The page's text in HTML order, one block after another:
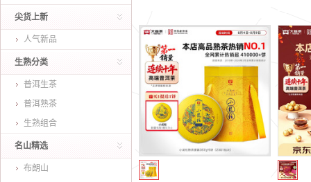
尖货上新
人气新品
生熟分类
普洱生茶
普洱熟茶
生熟组合
名山精选
布朗山